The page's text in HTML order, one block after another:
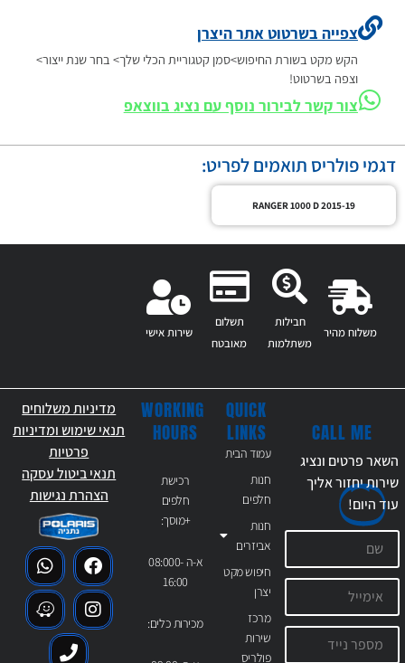
צפייה בשרטוט אתר היצרן
הקש מקט בשורת החיפוש>סמן קטגוריית הכלי שלך> בחר שנת ייצור>
וצפה בשרטוט!
צור קשר לבירור נוסף עם נציג בווצאפ
דגמי פולריס תואמים לפריט:
RANGER 1000 D 2015-19
משלוח מהיר
חבילות
משתלמות
תשלום
מאובטח
שירות אישי
QUICK
LINKS
עמוד הבית
חנות
חלפים
חנות
אביזרים
חיפוש מקט
יצרן
מרכז
שירות
פולריס
WORKING
HOURS
רכישת
חלפים
+מוסך:
א-ה 08:000-
16:00
מכירות כלים:
CALL ME
השאר פרטים ונציג
שירות יחזור אליך
עודהיום!
מדיניות משלוחים
תנאי שימוש ומדיניות
פרטיות
תנאי ביטול עסקה
הצהרת נגישות